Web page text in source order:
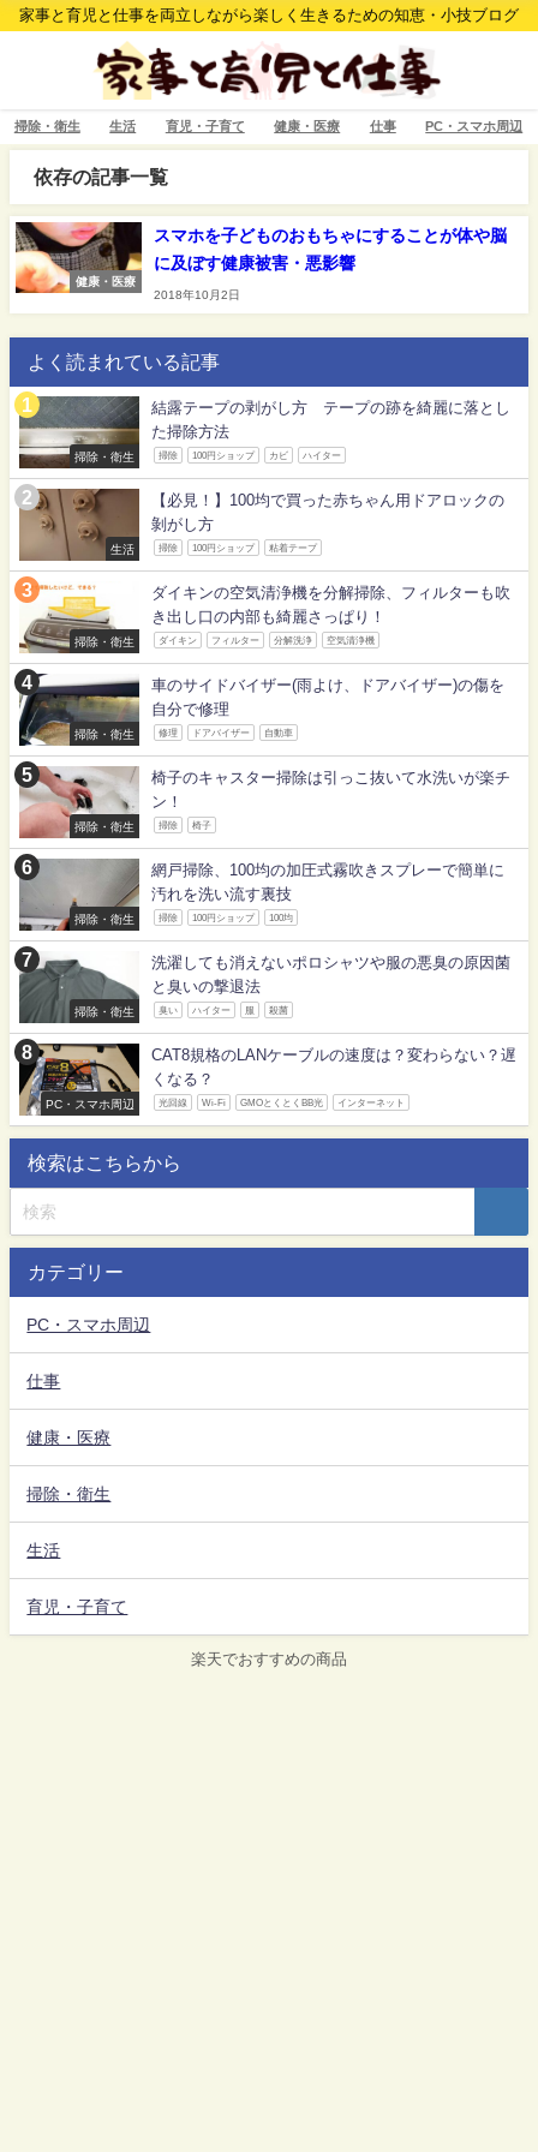
家事と育児と仕事を両立しながら楽しく生きるための知恵・小技ブログ
掃除・衛生 生活 育児・子育て 健康・医療 仕事 PC・スマホ周辺
依存の記事一覧
健康・医療
スマホを子どものおもちゃにすることが体や脳
に及ぼす健康被害・悪影響
2018年10月2日
よく読まれている記事
掃除・衛生
結露テープの剥がし方 テープの跡を綺麗に落とし
た掃除方法
掃除 100円ショップ カビ ハイター
生活
【必見！】100均で買った赤ちゃん用ドアロックの
剝がし方
掃除 100円ショップ 粘着テープ
掃除・衛生
ダイキンの空気清浄機を分解掃除、フィルターも吹
き出し口の内部も綺麗さっぱり！
ダイキン フィルター 分解洗浄 空気清浄機
掃除・衛生
車のサイドバイザー(雨よけ、ドアバイザー)の傷を
自分で修理
修理 ドアバイザー 自動車
掃除・衛生
椅子のキャスター掃除は引っこ抜いて水洗いが楽チ
ン！
掃除 椅子
掃除・衛生
網戸掃除、100均の加圧式霧吹きスプレーで簡単に
汚れを洗い流す裏技
掃除 100円ショップ 100均
掃除・衛生
洗濯しても消えないポロシャツや服の悪臭の原因菌
と臭いの撃退法
臭い ハイター 服 殺菌
PC・スマホ周辺
CAT8規格のLANケーブルの速度は？変わらない？遅
くなる？
光回線 Wi-Fi GMOとくとくBB光 インターネット
検索はこちらから
カテゴリー
PC・スマホ周辺
仕事
健康・医療
掃除・衛生
生活
育児・子育て
楽天でおすすめの商品